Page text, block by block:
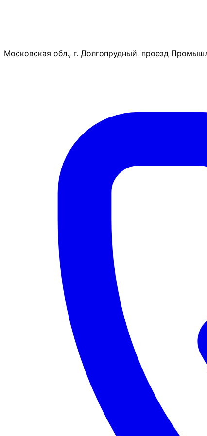
Московская обл., г. Долгопрудный, проезд